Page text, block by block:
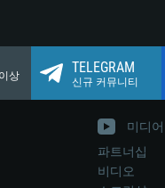
상
TELEGRAM
신규 커뮤니티
미디어
파트너십
비디오